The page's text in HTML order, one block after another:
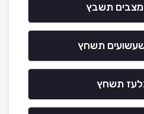
מצבים תשבץ
תשחץ
תשחץ